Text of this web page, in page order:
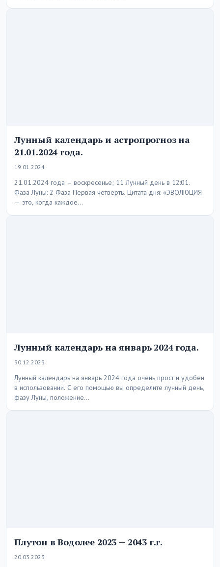
Лунный календарь и астропрогноз на
21.01.2024 года.
19.01.2024
21.01.2024 года – воскресенье; 11 Лунный день в 12:01.
Фаза Луны: 2 Фаза Первая четверть. Цитата дня: «ЭВОЛЮЦИЯ
— это, когда каждое…
Лунный календарь на январь 2024 года.
30.12.2023
Лунный календарь на январь 2024 года очень прост и удобен
в использовании. С его помощью вы определите лунный день,
фазу Луны, положение…
Плутон в Водолее 2023 — 2043 г.г.
20.03.2023